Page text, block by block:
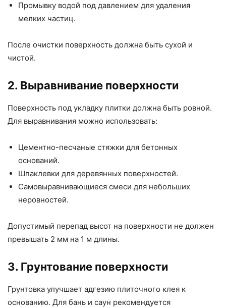
Промывку водой под давлением для удаления
мелких частиц.
После очистки поверхность должна быть сухой и
чистой.
2. Выравнивание поверхности
Поверхность под укладку плитки должна быть ровной.
Для выравнивания можно использовать:
Цементно-песчаные стяжки для бетонных
оснований.
Шпаклевки для деревянных поверхностей.
Самовыравнивающиеся смеси для небольших
неровностей.
Допустимый перепад высот на поверхности не должен
превышать 2 мм на 1 м длины.
3. Грунтование поверхности
Грунтовка улучшает адгезию плиточного клея к
основанию. Для бань и саун рекомендуется